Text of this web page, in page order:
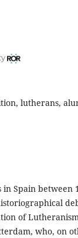
lutherans,
Spain between
of
who, on